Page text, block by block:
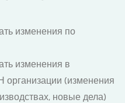
изменения по
изменения в
организации (изменения
новые дела)